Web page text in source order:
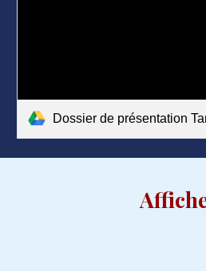
Dossier de présentation